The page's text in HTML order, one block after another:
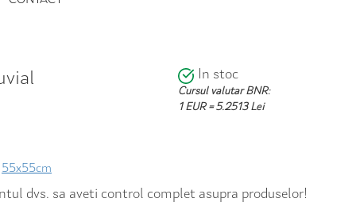
In stoc
Cursul valutar BNR:
1 EUR = 5.2513 Lei
55x55cm
dvs. sa aveti control complet asupra produselor!